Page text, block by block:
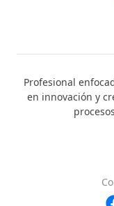
Profesional
en innovación y